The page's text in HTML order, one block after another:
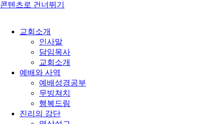
콘텐츠로 건너뛰기
교회소개
인사말
담임목사
교회소개
예배와 사역
예배성경공부
무빙쳐치
행복드림
진리의 강단